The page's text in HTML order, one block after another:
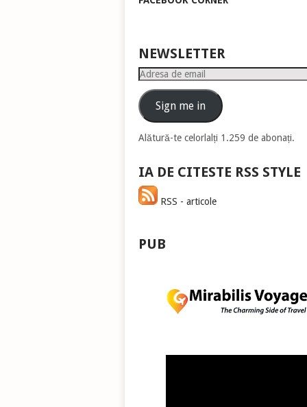
NEWSLETTER
Adresa
emailSign me in
Alătură-te celorlalți 1.259 de abonați.
IA DE CITESTE RSS STYLE
RSS - articole
PUB